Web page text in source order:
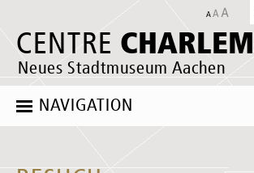
CENTRE
Neues Stadtmuseum Aachen
NAVIGATION